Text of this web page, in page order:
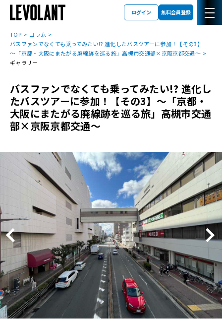
ログイン 無料会員登録
TOP
コラム
バスファンでなくても乗ってみたい!? 進化したバスツアーに参加！【その3】
～「京都・大阪にまたがる廃線跡を巡る旅」高槻市交通部×京阪京都交通～
ギャラリー
バスファンでなくても乗ってみたい!? 進化し
たバスツアーに参加！【その3】～「京都・
大阪にまたがる廃線跡を巡る旅」高槻市交通
部×京阪京都交通～